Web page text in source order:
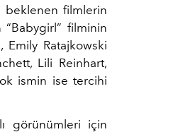
beklenen filmlerin
filminin
Ratajkowski
Lili Reinhart,
ismin ise tercihi
görünümleri için